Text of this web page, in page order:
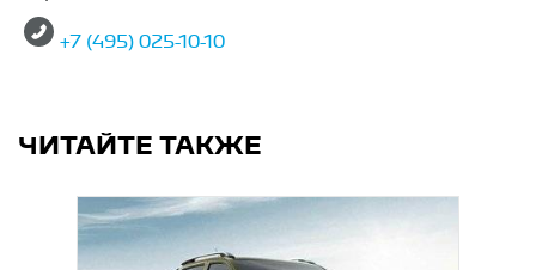
+7 (495) 025-10-10
ЧИТАЙТЕ ТАКЖЕ